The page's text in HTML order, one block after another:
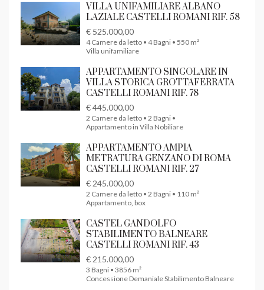
VILLA UNIFAMILIARE ALBANO
LAZIALE CASTELLI ROMANI RIF. 58
€ 525.000,00
4 Camere da letto • 4 Bagni • 550 m²
Villa unifamiliare
APPARTAMENTO SINGOLARE IN
VILLA STORICA GROTTAFERRATA
CASTELLI ROMANI RIF. 78
€ 445.000,00
2 Camere da letto • 2 Bagni •
Appartamento in Villa Nobiliare
APPARTAMENTO AMPIA
METRATURA GENZANO DI ROMA
CASTELLI ROMANI RIF. 27
€ 245.000,00
2 Camere da letto • 2 Bagni • 110 m²
Appartamento, box
CASTEL GANDOLFO
STABILIMENTO BALNEARE
CASTELLI ROMANI RIF. 43
€ 215.000,00
3 Bagni • 3856 m²
Concessione Demaniale Stabilimento Balneare